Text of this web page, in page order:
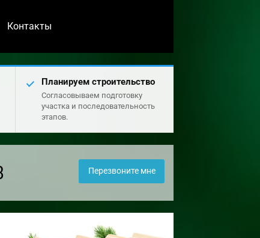
Контакты
Планируем строительство
Согласовываем подготовку
участка и последовательность
этапов.
Перезвоните мне